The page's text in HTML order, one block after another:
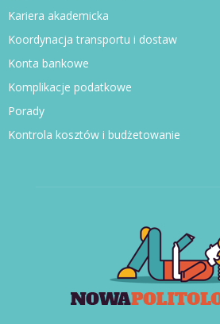
Kariera akademicka
Koordynacja transportu i dostaw
Konta bankowe
Komplikacje podatkowe
Porady
Kontrola kosztów i budżetowanie